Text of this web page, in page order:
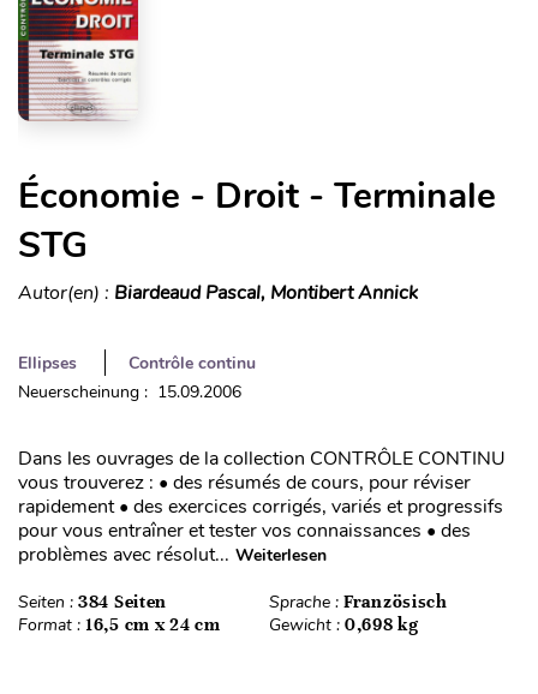
Économie - Droit - Terminale
STG
Autor(en) : Biardeaud Pascal, Montibert Annick
Ellipses
Contrôle continu
Neuerscheinung : 15.09.2006
Dans les ouvrages de la collection CONTRÔLE CONTINU
vous trouverez : • des résumés de cours, pour réviser
rapidement • des exercices corrigés, variés et progressifs
pour vous entraîner et tester vos connaissances • des
problèmes avec résolut... Weiterlesen
Seiten : 384 Seiten Sprache : Französisch
Format : 16,5 cm x 24 cm Gewicht : 0,698 kg